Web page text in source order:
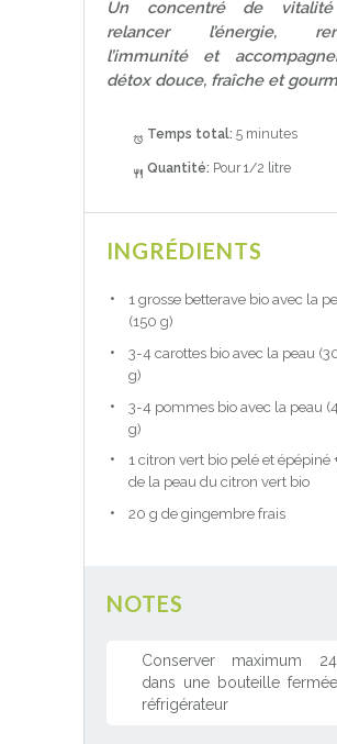
Un concentré de
relancer l’énergie,
l’immunité et
détox douce, fraîche et
Temps total: 5 minutes
Quantité: Pour 1/2 litre
INGRÉDIENTS
1 grosse betterave bio avec la
(150 g)
3-4 carottes bio avec la peau
g)
3-4 pommes bio avec la peau
g)
1 citron vert bio pelé et épépiné
de la peau du citron vert bio
20 g de gingembre frais
NOTES
Conserver maximum
dans une bouteille
réfrigérateur